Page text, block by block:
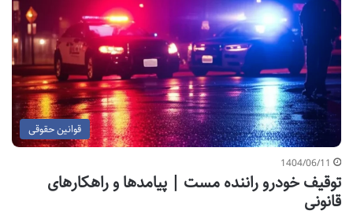
قوانین حقوقی
1404/06/11
توقیف خودرو راننده مست | پیامدها و راهکارهای
قانونی